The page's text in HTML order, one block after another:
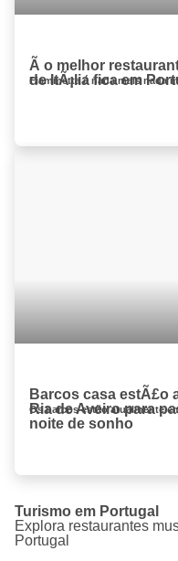
Ã o melhor
de ItÃ¡lia fica em
Barcos casa estÃ£o
Ria de Aveiro para
noite de sonho
Turismo em Portugal
Explora restaurantes
Portugal